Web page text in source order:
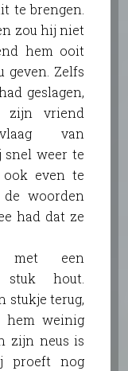
te brengen.
zou hij niet
hem ooit
geven. Zelfs
geslagen,
zijn vriend
van
snel weer te
ook even te
woorden
had dat ze
met een
stuk hout.
stukje terug,
weinig
zijn neus is
proeft nog